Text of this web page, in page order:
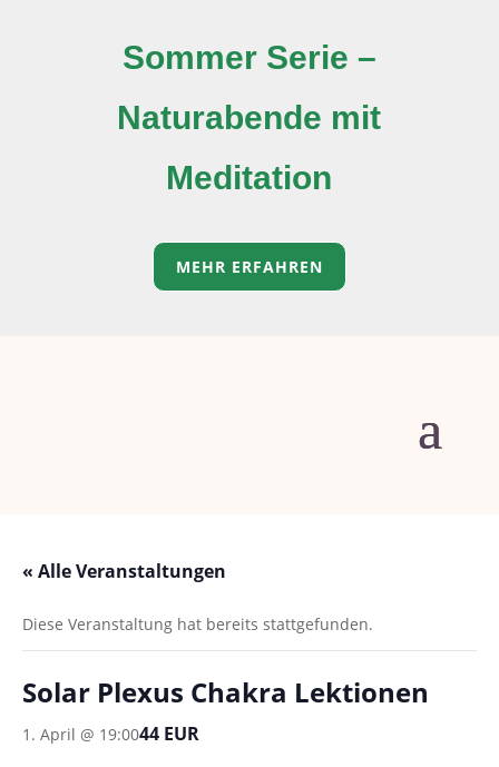
Sommer Serie –
Naturabende mit
Meditation
MEHR ERFAHREN
« Alle Veranstaltungen
Diese Veranstaltung hat bereits stattgefunden.
Solar Plexus Chakra Lektionen
1. April @ 19:0044 EUR